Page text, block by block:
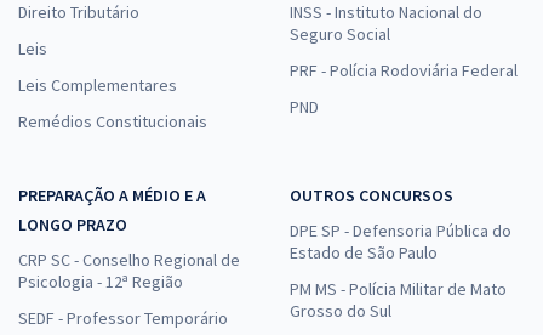
Direito Tributário
Leis
Leis Complementares
Remédios Constitucionais
INSS - Instituto Nacional do
Seguro Social
PRF - Polícia Rodoviária Federal
PND
PREPARAÇÃO A MÉDIO E A
LONGO PRAZO
CRP SC - Conselho Regional de
Psicologia - 12ª Região
SEDF - Professor Temporário
OUTROS CONCURSOS
DPE SP - Defensoria Pública do
Estado de São Paulo
PM MS - Polícia Militar de Mato
Grosso do Sul